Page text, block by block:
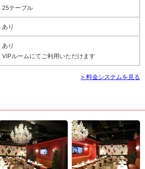
25テーブル
あり
あり
VIPルームにてご利用いただけます
> 料金システムを見る